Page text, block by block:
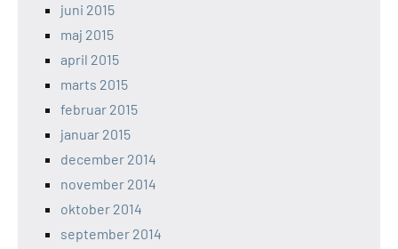
juni 2015
maj 2015
april 2015
marts 2015
februar 2015
januar 2015
december 2014
november 2014
oktober 2014
september 2014